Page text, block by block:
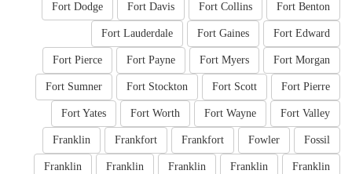
Fort Benton
Fort Collins
Fort Davis
Fort Dodge
Fort Edward
Fort Gaines
Fort Lauderdale
Fort Morgan
Fort Myers
Fort Payne
Fort Pierce
Fort Pierre
Fort Scott
Fort Stockton
Fort Sumner
Fort Valley
Fort Wayne
Fort Worth
Fort Yates
Fossil
Fowler
Frankfort
Frankfort
Franklin
Franklin
Franklin
Franklin
Franklin
Franklin